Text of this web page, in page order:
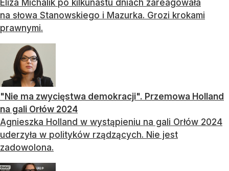
Eliza Michalik po kilkunastu dniach zareagowała
na słowa Stanowskiego i Mazurka. Grozi krokami
prawnymi.
"Nie ma zwycięstwa demokracji". Przemowa Holland
na gali Orłów 2024
Agnieszka Holland w wystąpieniu na gali Orłów 2024
uderzyła w polityków rządzących. Nie jest
zadowolona.